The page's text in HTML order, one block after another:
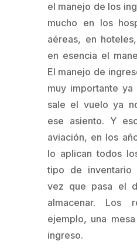
el manejo de los
mucho en los
aéreas, en
en esencia el
El manejo de
muy importante
sale el vuelo ya
ese asiento. Y
aviación, en los
lo aplican todos
tipo de inventario
vez que pasa el
almacenar. Los
ejemplo, una
ingreso.